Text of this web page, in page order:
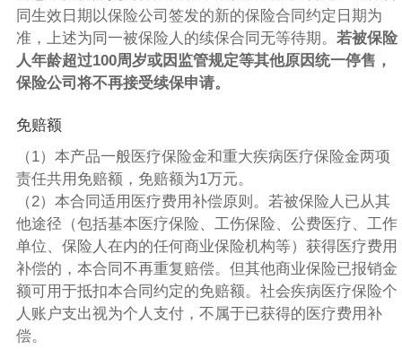
同生效日期以保险公司签发的新的保险合同约定日期为
准，上述为同一被保险人的续保合同无等待期。 若被保险
人年龄超过100周岁或因监管规定等其他原因统一停售，
保险公司将不再接受续保申请。
免赔额
（1）本产品一般医疗保险金和重大疾病医疗保险金两项
责任共用免赔额，免赔额为1万元。
（2）本合同适用医疗费用补偿原则。若被保险人已从其
他途径（包括基本医疗保险、工伤保险、公费医疗、工作
单位、保险人在内的任何商业保险机构等）获得医疗费用
补偿的，本合同不再重复赔偿。但其他商业保险已报销金
额可用于抵扣本合同约定的免赔额。社会疾病医疗保险个
人账户支出视为个人支付，不属于已获得的医疗费用补
偿。